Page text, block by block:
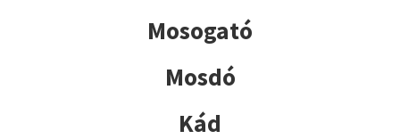
Mosogató
Mosdó
Kád